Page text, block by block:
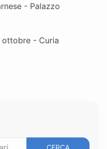
- Palazzo
ottobre - Curia
CERCA